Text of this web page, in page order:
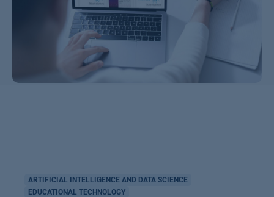
ARTIFICIAL INTELLIGENCE AND DATA SCIENCE
EDUCATIONAL TECHNOLOGY